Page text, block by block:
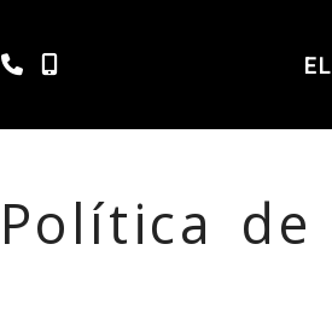
980 563 207
Política de